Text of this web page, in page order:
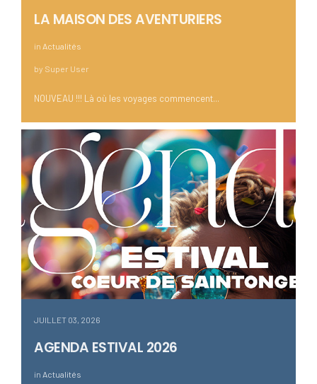
LA MAISON DES AVENTURIERS
in Actualités
by Super User
NOUVEAU !!! Là où les voyages commencent...
JUILLET 03, 2026
AGENDA ESTIVAL 2026
in Actualités